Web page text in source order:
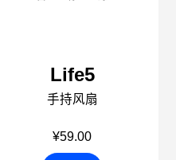
Life5
手持风扇
¥59.00